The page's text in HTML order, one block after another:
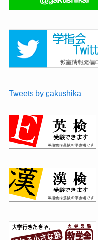
Tweets by gakushikai